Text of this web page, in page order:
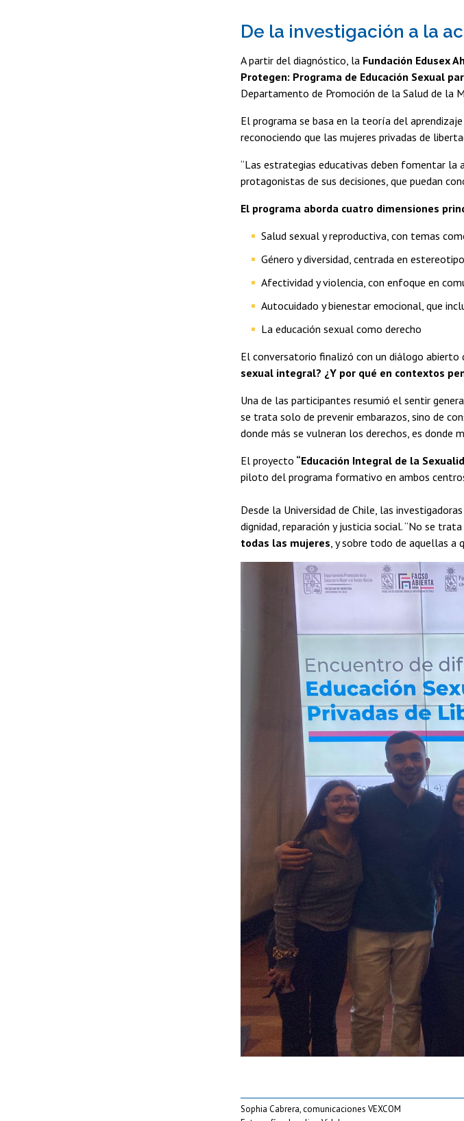
De la investigación a la
A partir del diagnóstico, la Fundación Edusex
Protegen: Programa de Educación Sexual
Departamento de Promoción de la Salud de la
El programa se basa en la teoría del
reconociendo que las mujeres privadas de
“Las estrategias educativas deben fomentar la
protagonistas de sus decisiones, que puedan
El programa aborda cuatro dimensiones
Salud sexual y reproductiva, con temas
Género y diversidad, centrada en
Afectividad y violencia, con enfoque en
Autocuidado y bienestar emocional, que
La educación sexual como derecho
El conversatorio finalizó con un diálogo
sexual integral? ¿Y por qué en contextos
Una de las participantes resumió el sentir
se trata solo de prevenir embarazos, sino de
donde más se vulneran los derechos, es donde
El proyecto “Educación Integral de la
piloto del programa formativo en ambos
Desde la Universidad de Chile, las
dignidad, reparación y justicia social. “No se
todas las mujeres , y sobre todo de aquellas a
Sophia Cabrera, comunicaciones VEXCOM